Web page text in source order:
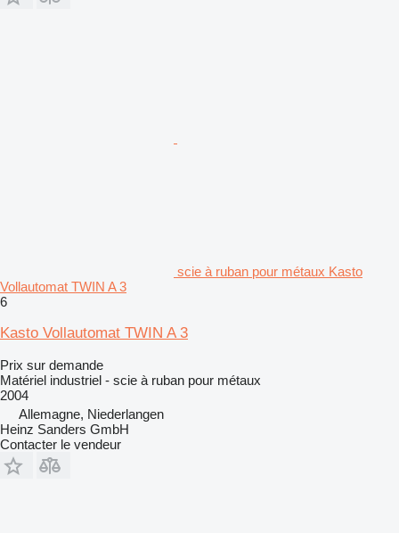
scie à ruban pour métaux Kasto
Vollautomat TWIN A 3
6
Kasto Vollautomat TWIN A 3
Prix sur demande
Matériel industriel - scie à ruban pour métaux
2004
Allemagne, Niederlangen
Heinz Sanders GmbH
Contacter le vendeur